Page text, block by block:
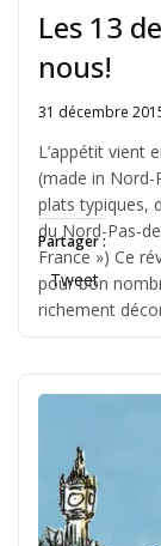
Les 13
nous!
Written
Jérémie
31 décembre
L’appétit vient
(made in Nord-
plats typiques,
du Nord-Pas-
France ») Ce
pour bon
richement
Partager :
Tweet